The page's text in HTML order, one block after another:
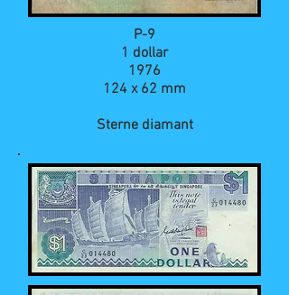
P-9
1 dollar
1976
124 x 62 mm
Sterne diamant